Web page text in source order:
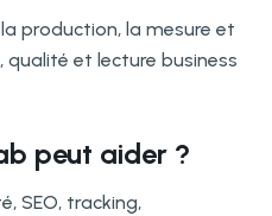
production, la mesure et
et lecture business
peut aider ?
SEO, tracking,